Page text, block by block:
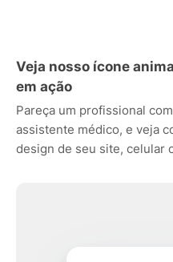
Veja nosso ícone
em ação
Pareça um profissional
assistente médico, e veja
design de seu site, celular